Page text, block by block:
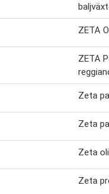
ZETA
ZETA
Zeta
Zeta
Zeta
Zeta